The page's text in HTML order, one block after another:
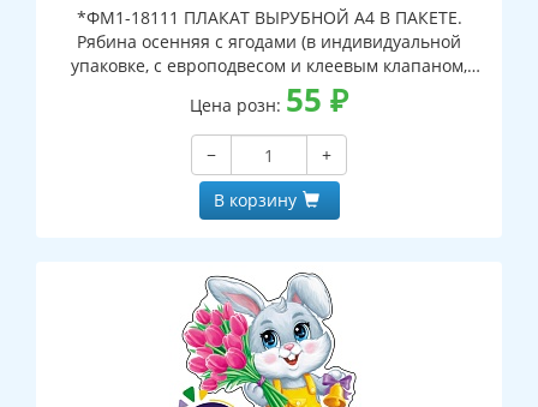
*ФМ1-18111 ПЛАКАТ ВЫРУБНОЙ А4 В ПАКЕТЕ.
Рябина осенняя с ягодами (в индивидуальной
упаковке, с европодвесом и клеевым клапаном,
двухсторонний, ВД-лак)
Цена розн: 55 ₽
−
+
В корзину